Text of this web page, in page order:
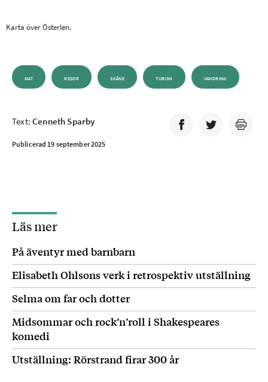
Karta över Österlen.
MAT RESOR SKÅNE TURISM VANDRING
Text:Cenneth Sparby
Publicerad 19 september 2025
Läs mer
På äventyr med barnbarn
Elisabeth Ohlsons verk i retrospektiv utställning
Selma om far och dotter
Midsommar och rock’n’roll i Shakespeares
komedi
Utställning: Rörstrand firar 300 år